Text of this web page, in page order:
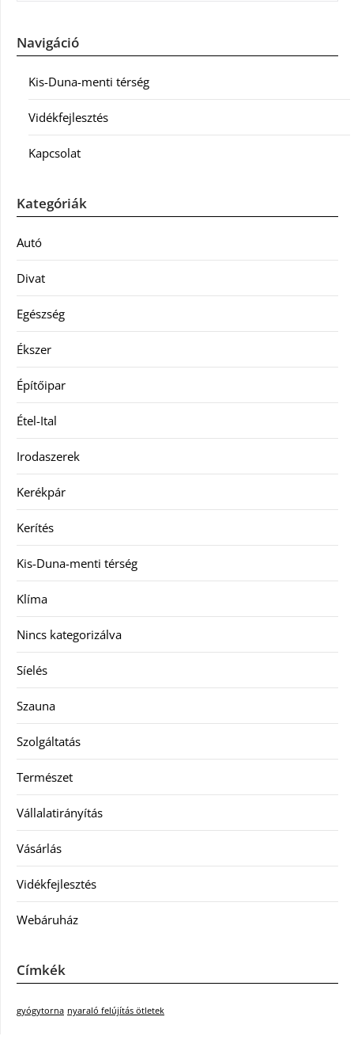
Navigáció
Kis-Duna-menti térség
Vidékfejlesztés
Kapcsolat
Kategóriák
Autó
Divat
Egészség
Ékszer
Építőipar
Étel-Ital
Irodaszerek
Kerékpár
Kerítés
Kis-Duna-menti térség
Klíma
Nincs kategorizálva
Síelés
Szauna
Szolgáltatás
Természet
Vállalatirányítás
Vásárlás
Vidékfejlesztés
Webáruház
Címkék
gyógytorna nyaraló felújítás ötletek